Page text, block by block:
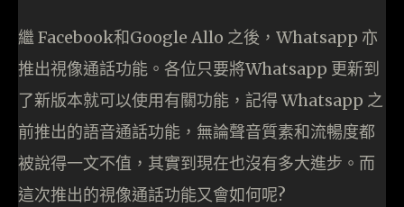
繼 Facebook和Google Allo 之後，Whatsapp 亦
推出視像通話功能。各位只要將Whatsapp 更新到
了新版本就可以使用有關功能，記得 Whatsapp 之
前推出的語音通話功能，無論聲音質素和流暢度都
被說得一文不值，其實到現在也沒有多大進步。而
這次推出的視像通話功能又會如何呢?